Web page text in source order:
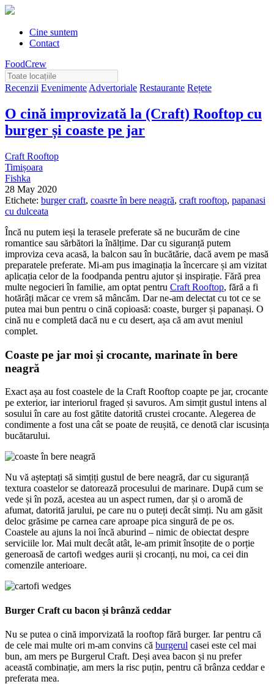
Cine suntem
Contact
FoodCrew
Recenzii Evenimente Advertoriale Restaurante Rețete
O cină improvizată la (Craft) Rooftop cu
burger și coaste pe jar
Craft Rooftop
Timișoara
Fishka
28 May 2020
Etichete: burger craft, coasrte în bere neagră, craft rooftop, papanasi
cu dulceata
Încă nu putem ieși la terasele preferate să ne bucurăm de cine
romantice sau sărbători la înălțime. Dar cu siguranță putem
improviza ceva acasă, la balcon sau în bucătărie, dacă avem pe masă
preparatele preferate. Mi-am pus imaginația la încercare și am vizitat
aplicația celor de la foodpanda pentru ajutor și inspirație. Fără prea
multe negocieri în familie, am optat pentru Craft Rooftop, fără a fi
hotărâți măcar ce vrem să mâncăm. Dar ne-am delectat cu tot ce se
putea mai bun pentru o cină copioasă: coaste, burger și papanași. O
cină nu e completă dacă nu e cu desert, așa că am avut meniul
complet.
Coaste pe jar moi și crocante, marinate în bere
neagră
Exact așa au fost coastele de la Craft Rooftop coapte pe jar, crocante
pe exterior, iar interiorul fraged și savuros. Am simțit gustul intens al
sosului în care au fost gătite datorită crustei crocante. Alegerea de
condimente a fost una cât se poate de reușită, ce denotă clar iscusința
bucătarului.
Nu vă așteptați să simțiți gustul de bere neagră, dar cu siguranță
textura coastelor se datorează procesului de marinare. După cum se
vede și în poză, acestea au un aspect rumen, dar și o aromă de
afumat, datorită jarului, pe care nu o puteți decât simți. Nu am găsit
deloc grăsime pe carnea care aproape pica singură de pe os.
Coastele au ajuns la noi încă aburind – nimic de obiectat despre
serviciile lor. Mai mult decât atât, le-am primit însoțite de o porție
generoasă de cartofi wedges aurii și crocanți, nu moi, ca cei din
comenzile anterioare.
Burger Craft cu bacon și brânză ceddar
Nu se putea o cină imporvizată la rooftop fără burger. Iar pentru că
de cele mai multe ori m-am convins că burgerul casei este cel mai
bun, am mers pe Burgerul Craft. Deși avea bacon și nu prefer
această combinație, am mers la risc puțin, pentru că brânza ceddar e
preferata mea.